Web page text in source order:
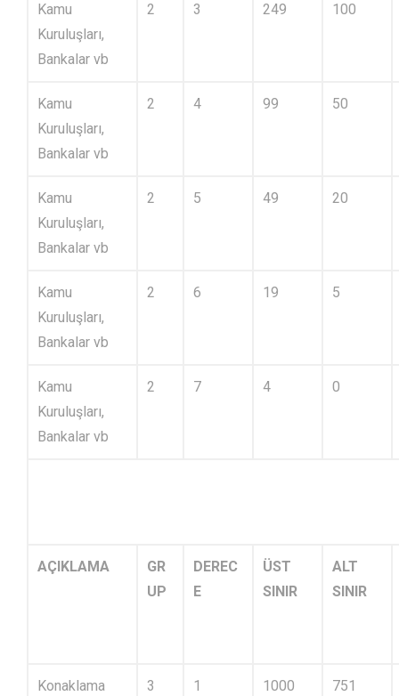
Kamu
Kuruluşları,
Bankalar vb
2 3 249 100
Kamu
Kuruluşları,
Bankalar vb
2 4 99 50
Kamu
Kuruluşları,
Bankalar vb
2 5 49 20
Kamu
Kuruluşları,
Bankalar vb
2 6 19 5
Kamu
Kuruluşları,
Bankalar vb
2 7 4 0
AÇIKLAMA
GR
UP
DEREC
E
ÜST
SINIR
ALT
SINIR
Konaklama 3 1 1000 751